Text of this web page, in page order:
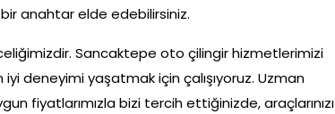
anahtar elde edebilirsiniz.
Sancaktepe oto çilingir hizmetlerimizi
deneyimi yaşatmak için çalışıyoruz. Uzman
fiyatlarımızla bizi tercih ettiğinizde, araçlarınızı